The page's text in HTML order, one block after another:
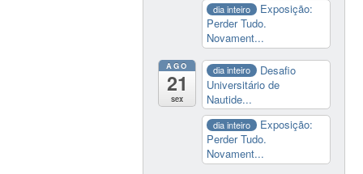
dia inteiro
Exposição:
Perder Tudo.
Novament...
AGO
21
sex
dia inteiro
Desafio
Universitário de
Nautide...
dia inteiro
Exposição:
Perder Tudo.
Novament...